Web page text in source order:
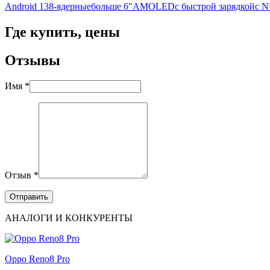
Android 138-ядерныебольше 6"AMOLEDс быстрой зарядкойс
Где купить, цены
Отзывы
Имя *
Отзыв *
АНАЛОГИ И КОНКУРЕНТЫ
Oppo Reno8 Pro